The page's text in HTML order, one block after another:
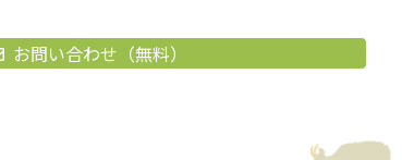
お問い合わせ（無料）